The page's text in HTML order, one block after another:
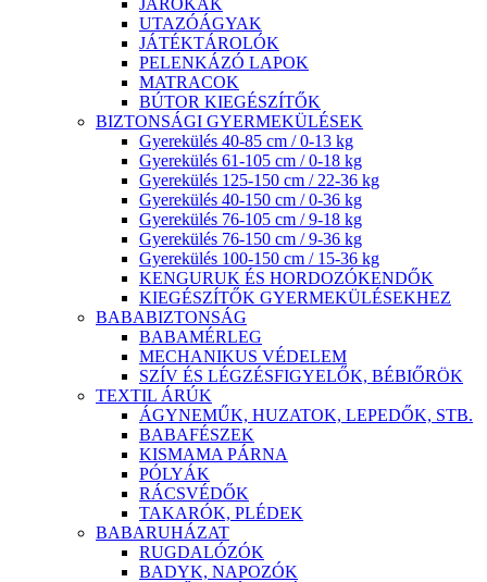
JÁRÓKÁK
UTAZÓÁGYAK
JÁTÉKTÁROLÓK
PELENKÁZÓ LAPOK
MATRACOK
BÚTOR KIEGÉSZÍTŐK
BIZTONSÁGI GYERMEKÜLÉSEK
Gyerekülés 40-85 cm / 0-13 kg
Gyerekülés 61-105 cm / 0-18 kg
Gyerekülés 125-150 cm / 22-36 kg
Gyerekülés 40-150 cm / 0-36 kg
Gyerekülés 76-105 cm / 9-18 kg
Gyerekülés 76-150 cm / 9-36 kg
Gyerekülés 100-150 cm / 15-36 kg
KENGURUK ÉS HORDOZÓKENDŐK
KIEGÉSZÍTŐK GYERMEKÜLÉSEKHEZ
BABABIZTONSÁG
BABAMÉRLEG
MECHANIKUS VÉDELEM
SZÍV ÉS LÉGZÉSFIGYELŐK, BÉBIŐRÖK
TEXTIL ÁRÚK
ÁGYNEMŰK, HUZATOK, LEPEDŐK, STB.
BABAFÉSZEK
KISMAMA PÁRNA
PÓLYÁK
RÁCSVÉDŐK
TAKARÓK, PLÉDEK
BABARUHÁZAT
RUGDALÓZÓK
BADYK, NAPOZÓK